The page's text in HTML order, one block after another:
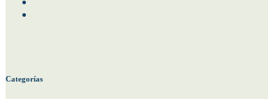
Categorías